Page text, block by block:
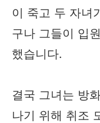
이 죽고 두 자녀
구나 그들이 입
했습니다.
결국 그녀는 방
나기 위해 취조